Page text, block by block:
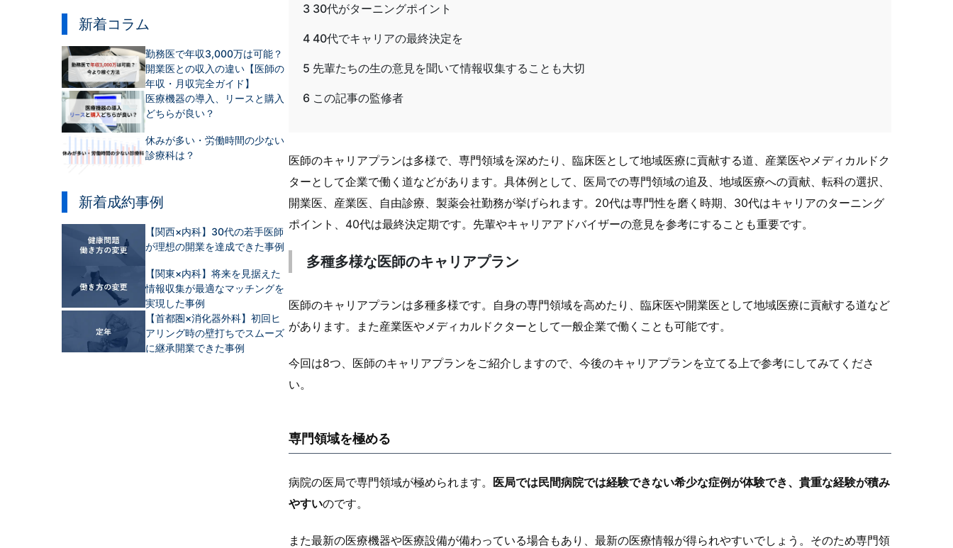
新着コラム
勤務医で年収3,000万は可能？
開業医との収入の違い【医師の
年収・月収完全ガイド】
医療機器の導入、リースと購入
どちらが良い？
休みが多い・労働時間の少ない
診療科は？
新着成約事例
【関西×内科】30代の若手医師
が理想の開業を達成できた事例
【関東×内科】将来を見据えた
情報収集が最適なマッチングを
実現した事例
【首都圏×消化器外科】初回ヒ
アリング時の壁打ちでスムーズ
に継承開業できた事例
3 30代がターニングポイント
4 40代でキャリアの最終決定を
5 先輩たちの生の意見を聞いて情報収集することも大切
6 この記事の監修者
医師のキャリアプランは多様で、専門領域を深めたり、臨床医として地域医療に貢献する道、産業医やメディカルドク
ターとして企業で働く道などがあります。具体例として、医局での専門領域の追及、地域医療への貢献、転科の選択、
開業医、産業医、自由診療、製薬会社勤務が挙げられます。20代は専門性を磨く時期、30代はキャリアのターニング
ポイント、40代は最終決定期です。先輩やキャリアアドバイザーの意見を参考にすることも重要です。
多種多様な医師のキャリアプラン
医師のキャリアプランは多種多様です。自身の専門領域を高めたり、臨床医や開業医として地域医療に貢献する道など
があります。また産業医やメディカルドクターとして一般企業で働くことも可能です。
今回は8つ、医師のキャリアプランをご紹介しますので、今後のキャリアプランを立てる上で参考にしてみてくださ
い。
専門領域を極める
病院の医局で専門領域が極められます。 医局では民間病院では経験できない希少な症例が体験でき、貴重な経験が積み
やすいのです。
また最新の医療機器や医療設備が備わっている場合もあり、最新の医療情報が得られやすいでしょう。そのため専門領